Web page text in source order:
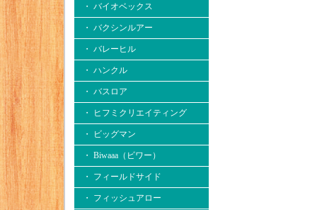
・ バイオベックス
・ バクシンルアー
・ バレーヒル
・ ハンクル
・ バスロア
・ ヒフミクリエイティング
・ ビッグマン
・ Biwaaa（ビワー）
・ フィールドサイド
・ フィッシュアロー